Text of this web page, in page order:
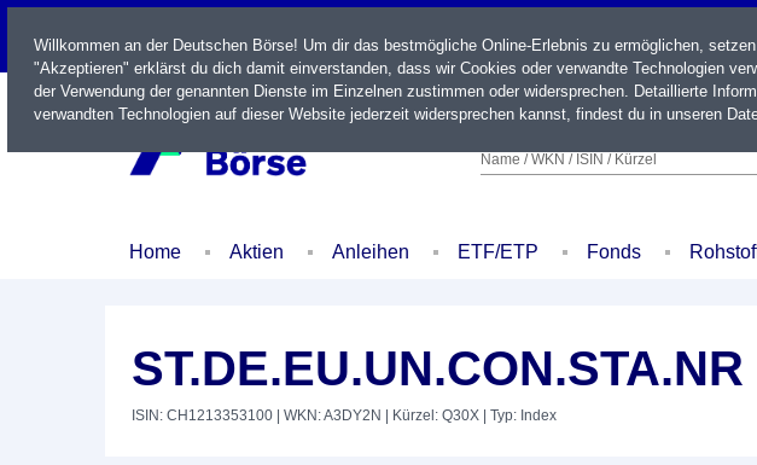
LIVE
Name / WKN / ISIN / Kürzel
Home Aktien Anleihen ETF/ETP Fonds
ISIN: CH1213353100 | WKN: A3DY2N | Kürzel: Q30X | Typ: Index
Willkommen an der Deutschen Börse! Um dir das bestmögliche Online-Erlebnis zu ermöglichen,
"Akzeptieren" erklärst du dich damit einverstanden, dass wir Cookies oder verwandte Technologien
der Verwendung der genannten Dienste im Einzelnen zustimmen oder widersprechen. Detaillierte
verwandten Technologien auf dieser Website jederzeit widersprechen kannst, findest du in unseren